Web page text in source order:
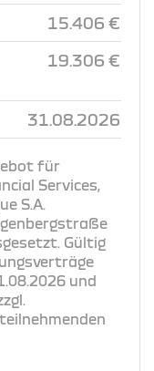
15.406 €
19.306 €
31.08.2026
für
Services,
S.A.
Gültig
und